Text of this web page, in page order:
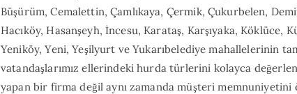
Büşürüm, Cemalettin, Çamlıkaya, Çermik, Çukurbelen,
Hacıköy, Hasanşeyh, İncesu, Karataş, Karşıyaka, Köklüce,
Yeniköy, Yeni, Yeşilyurt ve Yukarıbelediye mahallelerinin
vatandaşlarımız ellerindeki hurda türlerini kolayca
yapan bir firma değil aynı zamanda müşteri